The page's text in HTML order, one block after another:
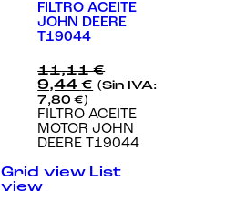
FILTRO ACEITE
JOHN DEERE
T19044
11,11€
9,44€ (Sin IVA:
7,80€)
FILTRO ACEITE
MOTOR JOHN
DEERE T19044
Grid view List
view